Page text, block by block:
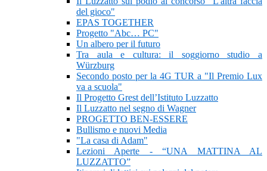
del gioco"
EPAS TOGETHER
Progetto "Abc… PC"
Un albero per il futuro
Tra aula e cultura: il soggiorno studio a
Würzburg
Secondo posto per la 4G TUR a "Il Premio Lux
va a scuola"
Il Progetto Grest dell’Istituto Luzzatto
Il Luzzatto nel segno di Wagner
PROGETTO BEN-ESSERE
Bullismo e nuovi Media
"La casa di Adam"
Lezioni Aperte - “UNA MATTINA AL
LUZZATTO”